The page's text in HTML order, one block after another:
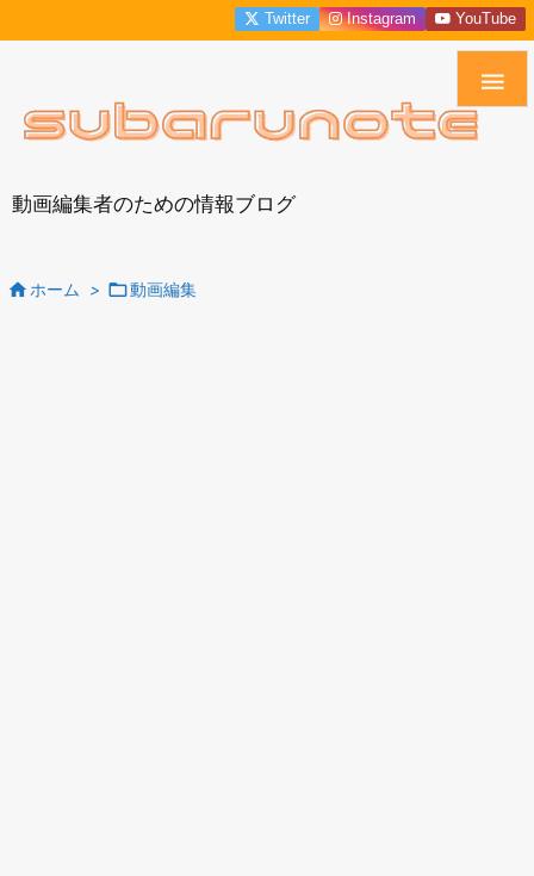
動画編集者のための情報ブログ

Twitter Instagram YouTube
 ホーム > 動画編集